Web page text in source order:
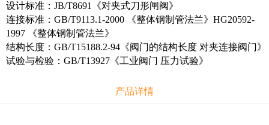
设计标准：JB/T8691《对夹式刀形闸阀》
连接标准：GB/T9113.1-2000 《整体钢制管法兰》HG20592-
1997 《整体钢制管法兰》
结构长度：GB/T15188.2-94《阀门的结构长度 对夹连接阀门》
试验与检验：GB/T13927《工业阀门 压力试验》
产品详情